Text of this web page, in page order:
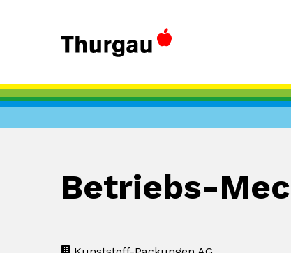
Betriebs-